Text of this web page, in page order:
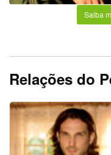
Saiba
Relações do